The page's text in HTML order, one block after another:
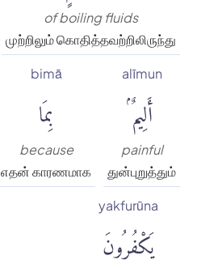
of boiling fluids
முற்றிலும் கொதித்தவற்றிலிருந்து
alīmun
أَلِيمٌۢ
painful
துன்புறுத்தும்
bimā
بِمَا
because
எதன் காரணமாக
yakfurūna
يَكْفُرُونَ